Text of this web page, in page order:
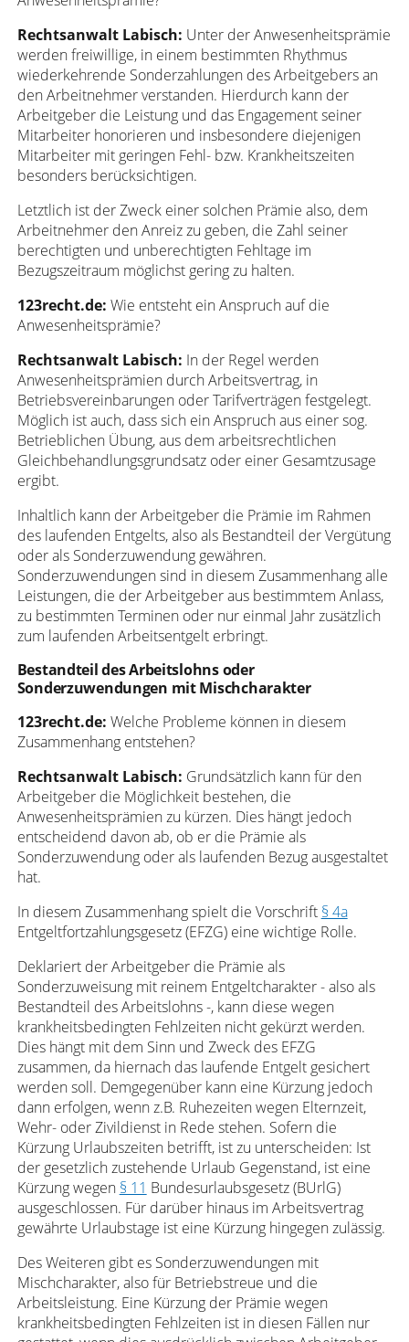
Rechtsanwalt Labisch: Unter der Anwesenheitsprämie
werden freiwillige, in einem bestimmten Rhythmus
wiederkehrende Sonderzahlungen des Arbeitgebers an
den Arbeitnehmer verstanden. Hierdurch kann der
Arbeitgeber die Leistung und das Engagement seiner
Mitarbeiter honorieren und insbesondere diejenigen
Mitarbeiter mit geringen Fehl- bzw. Krankheitszeiten
besonders berücksichtigen.
Letztlich ist der Zweck einer solchen Prämie also, dem
Arbeitnehmer den Anreiz zu geben, die Zahl seiner
berechtigten und unberechtigten Fehltage im
Bezugszeitraum möglichst gering zu halten.
123recht.de: Wie entsteht ein Anspruch auf die
Anwesenheitsprämie?
Rechtsanwalt Labisch: In der Regel werden
Anwesenheitsprämien durch Arbeitsvertrag, in
Betriebsvereinbarungen oder Tarifverträgen festgelegt.
Möglich ist auch, dass sich ein Anspruch aus einer sog.
Betrieblichen Übung, aus dem arbeitsrechtlichen
Gleichbehandlungsgrundsatz oder einer Gesamtzusage
ergibt.
Inhaltlich kann der Arbeitgeber die Prämie im Rahmen
des laufenden Entgelts, also als Bestandteil der Vergütung
oder als Sonderzuwendung gewähren.
Sonderzuwendungen sind in diesem Zusammenhang alle
Leistungen, die der Arbeitgeber aus bestimmtem Anlass,
zu bestimmten Terminen oder nur einmal Jahr zusätzlich
zum laufenden Arbeitsentgelt erbringt.
Bestandteil des Arbeitslohns oder
Sonderzuwendungen mit Mischcharakter
123recht.de: Welche Probleme können in diesem
Zusammenhang entstehen?
Rechtsanwalt Labisch: Grundsätzlich kann für den
Arbeitgeber die Möglichkeit bestehen, die
Anwesenheitsprämien zu kürzen. Dies hängt jedoch
entscheidend davon ab, ob er die Prämie als
Sonderzuwendung oder als laufenden Bezug ausgestaltet
hat.
In diesem Zusammenhang spielt die Vorschrift § 4a
Entgeltfortzahlungsgesetz (EFZG) eine wichtige Rolle.
Deklariert der Arbeitgeber die Prämie als
Sonderzuweisung mit reinem Entgeltcharakter - also als
Bestandteil des Arbeitslohns -, kann diese wegen
krankheitsbedingten Fehlzeiten nicht gekürzt werden.
Dies hängt mit dem Sinn und Zweck des EFZG
zusammen, da hiernach das laufende Entgelt gesichert
werden soll. Demgegenüber kann eine Kürzung jedoch
dann erfolgen, wenn z.B. Ruhezeiten wegen Elternzeit,
Wehr- oder Zivildienst in Rede stehen. Sofern die
Kürzung Urlaubszeiten betrifft, ist zu unterscheiden: Ist
der gesetzlich zustehende Urlaub Gegenstand, ist eine
Kürzung wegen § 11 Bundesurlaubsgesetz (BUrlG)
ausgeschlossen. Für darüber hinaus im Arbeitsvertrag
gewährte Urlaubstage ist eine Kürzung hingegen zulässig.
Des Weiteren gibt es Sonderzuwendungen mit
Mischcharakter, also für Betriebstreue und die
Arbeitsleistung. Eine Kürzung der Prämie wegen
krankheitsbedingten Fehlzeiten ist in diesen Fällen nur